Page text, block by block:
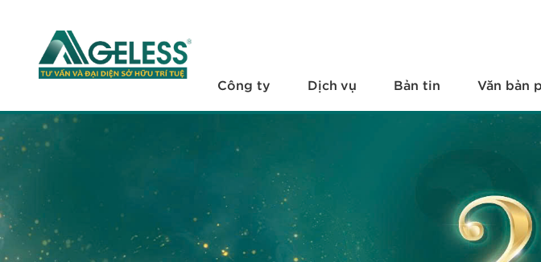
Dịch vụ
Hỏi đáp
Tuyển dụng
Liên hệ
Công ty Dịch vụ Bản tin Văn bản